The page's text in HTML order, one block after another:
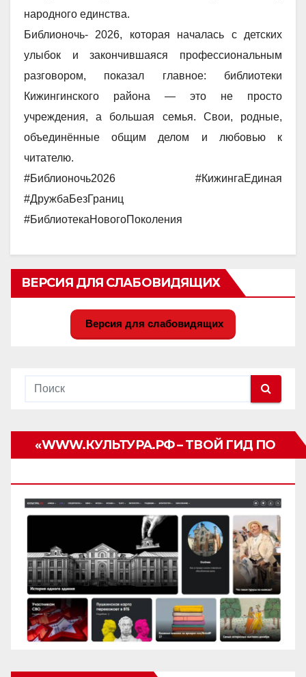
народного единства.
Библионочь- 2026, которая началась с детских
улыбок и закончившаяся профессиональным
разговором, показал главное: библиотеки
Кижингинского района — это не просто
учреждения, а большая семья. Свои, родные,
объединённые общим делом и любовью к
читателю.
#Библионочь2026 #КижингаЕдиная
#ДружбаБезГраниц
#БиблиотекаНовогоПоколения
ВЕРСИЯ ДЛЯ СЛАБОВИДЯЩИХ
Версия для слабовидящих
«WWW.КУЛЬТУРА.РФ – ТВОЙ ГИД ПО